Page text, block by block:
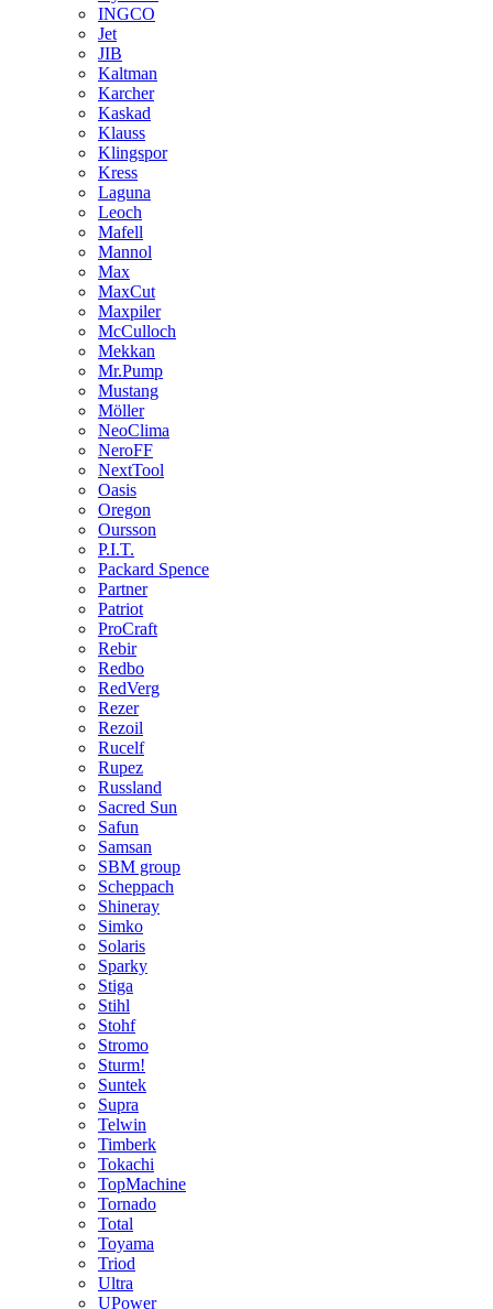
INGCO
Jet
JIB
Kaltman
Karcher
Kaskad
Klauss
Klingspor
Kress
Laguna
Leoch
Mafell
Mannol
Max
MaxCut
Maxpiler
McCulloch
Mekkan
Mr.Pump
Mustang
Möller
NeoClima
NeroFF
NextTool
Oasis
Oregon
Oursson
P.I.T.
Packard Spence
Partner
Patriot
ProCraft
Rebir
Redbo
RedVerg
Rezer
Rezoil
Rucelf
Rupez
Russland
Sacred Sun
Safun
Samsan
SBM group
Scheppach
Shineray
Simko
Solaris
Sparky
Stiga
Stihl
Stohf
Stromo
Sturm!
Suntek
Supra
Telwin
Timberk
Tokachi
TopMachine
Tornado
Total
Toyama
Triod
Ultra
UPower